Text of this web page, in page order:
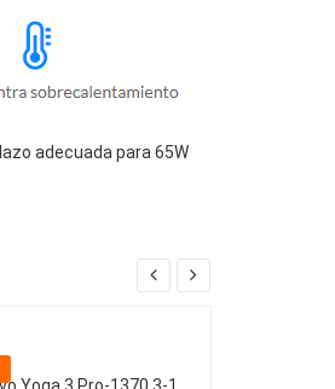
adecuada para 65W